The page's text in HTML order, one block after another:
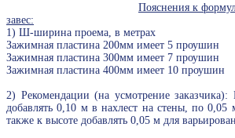
Пояснения к
завес:
1) Ш-ширина проема, в метрах
Зажимная пластина 200мм имеет 5 проушин
Зажимная пластина 300мм имеет 7 проушин
Зажимная пластина 400мм имеет 10 проушин
2) Рекомендации (на усмотрение
добавлять 0,10 м в нахлест на стены, по
также к высоте добавлять 0,05 м для